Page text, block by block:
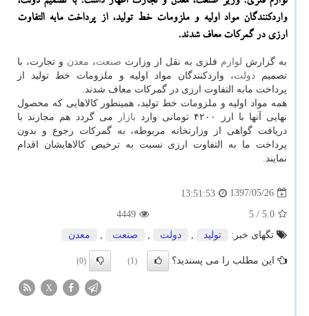
واردكنندگان مواد اولیه و ملزومات خط تولید، از پرداخت مابه التفاوت
ارزی در گمركات معاف شدند.
به گزارش لوازم فلزی به نقل از وزارت صنعت، معدن و تجارت، با
تصمیم دولت، واردكنندگان مواد اولیه و ملزومات خط تولید از
پرداخت مابه التفاوت ارزی در گمركات معاف شدند.
همه مواد اولیه و ملزومات خط تولید، همینطور كالاهایی كه محصول
نهایی آنها با ارز ۴۲۰۰ تومانی وارد
بازار
می گردد هم مجازند با
دریافت گواهی از وزارتخانه مربوطه، به گمركات رجوع و بدون
پرداخت ما به التفاوت ارزی نسبت به ترخیص كالاهایشان اقدام
نمایند.
1397/05/26
13:51:53
5.0
/ 5
4449
تگهای خبر:
تولید , دولت , صنعت , معدن
این مطلب را می پسندید؟ (1)
(0)
X